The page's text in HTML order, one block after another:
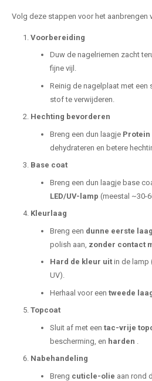
Volg deze stappen voor het aanbrengen
Voorbereiding
Duw de nagelriemen zacht
fijne vijl.
Reinig de nagelplaat met een
stof te verwijderen.
Hechting bevorderen
Breng een dun laagje Protein
dehydrateren en betere
Base coat
Breng een dun laagje base
LED/UV-lamp (meestal ~30-
Kleurlaag
Breng een dunne eerste laag
polish aan, zonder contact
Hard de kleur uitin de lamp
UV).
Herhaal voor een tweede
Topcoat
Sluit af met een tac-vrije
bescherming, en harden
Nabehandeling
Breng cuticle-olie aan rond